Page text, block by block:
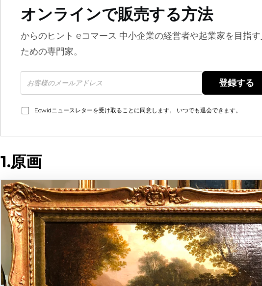
オンラインで販売する方法
からのヒント eコマース 中小企業の経営者や起業家を目指
ための専門家。
Ecwidニュースレターを受け取ることに同意します。 いつでも退会できます。
1.原画